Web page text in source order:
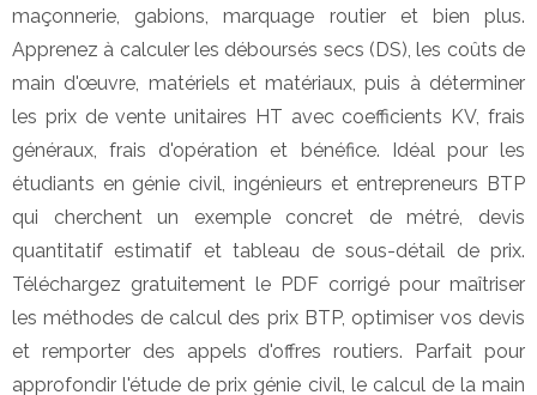
maçonnerie, gabions, marquage routier et bien plus.
Apprenez à calculer les déboursés secs (DS), les coûts de
main d'œuvre, matériels et matériaux, puis à déterminer
les prix de vente unitaires HT avec coefficients KV, frais
généraux, frais d'opération et bénéfice. Idéal pour les
étudiants en génie civil, ingénieurs et entrepreneurs BTP
qui cherchent un exemple concret de métré, devis
quantitatif estimatif et tableau de sous-détail de prix.
Téléchargez gratuitement le PDF corrigé pour maîtriser
les méthodes de calcul des prix BTP, optimiser vos devis
et remporter des appels d'offres routiers. Parfait pour
approfondir l'étude de prix génie civil, le calcul de la main